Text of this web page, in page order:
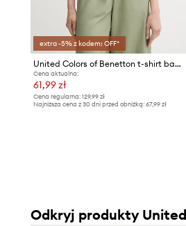
extra -5% z kodem: OFF*
United Colors of Benetton t-shirt bawełniany
Cena aktualna:
61,99 zł
Cena regularna: 129,99 zł
Najniższa cena z 30 dni przed obniżką: 67,99 zł
Odkryj produkty